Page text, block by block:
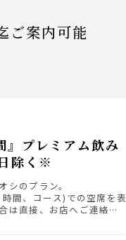
ご案内可能
』プレミアム飲み
除く※
のプラン。
間、コース)での空席を表
は直接、お店へご連絡下